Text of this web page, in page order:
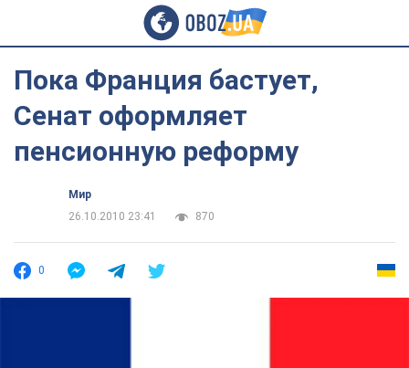
Пока Франция бастует,
Сенат оформляет
пенсионную реформу
Мир
26.10.2010 23:41
870
0